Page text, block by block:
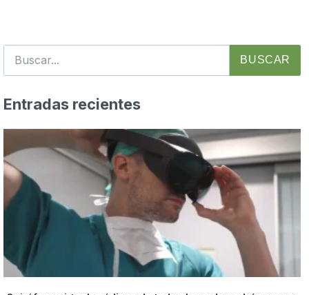
BUSCAR
Entradas recientes